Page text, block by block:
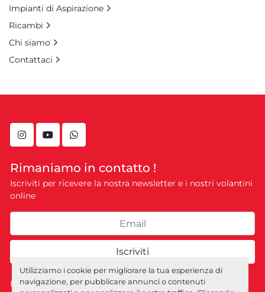
Utilizziamo i cookie per migliorare la tua esperienza di
navigazione, per pubblicare annunci o contenuti
instagramyoutubewhatsapp
Rimaniamo in contatto !
Iscriviti per ricevere la nostra newsletter e i nostri volantini
online
Iscriviti
Personalizza le preferenze sui Cookies
Impianti di Aspirazione
Ricambi
Chi siamo
Contattaci